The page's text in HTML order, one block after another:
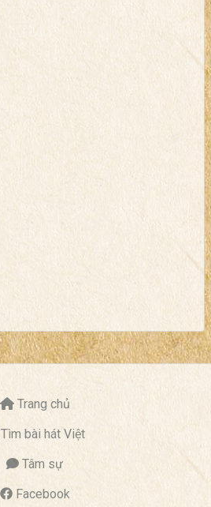
Trang chủ
Tìm bài hát Việt
Tâm sự
Facebook